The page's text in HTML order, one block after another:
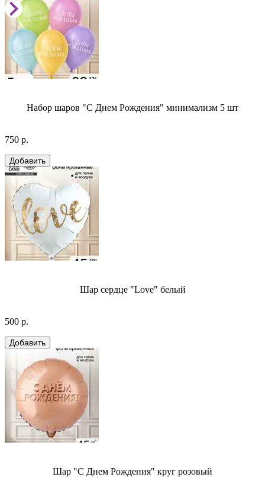
Набор шаров "С Днем Рождения" минимализм 5 шт
750 р.
Шар сердце "Love" белый
500 р.
Шар "С Днем Рождения" круг розовый